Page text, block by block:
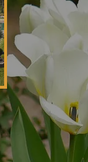
Taille de